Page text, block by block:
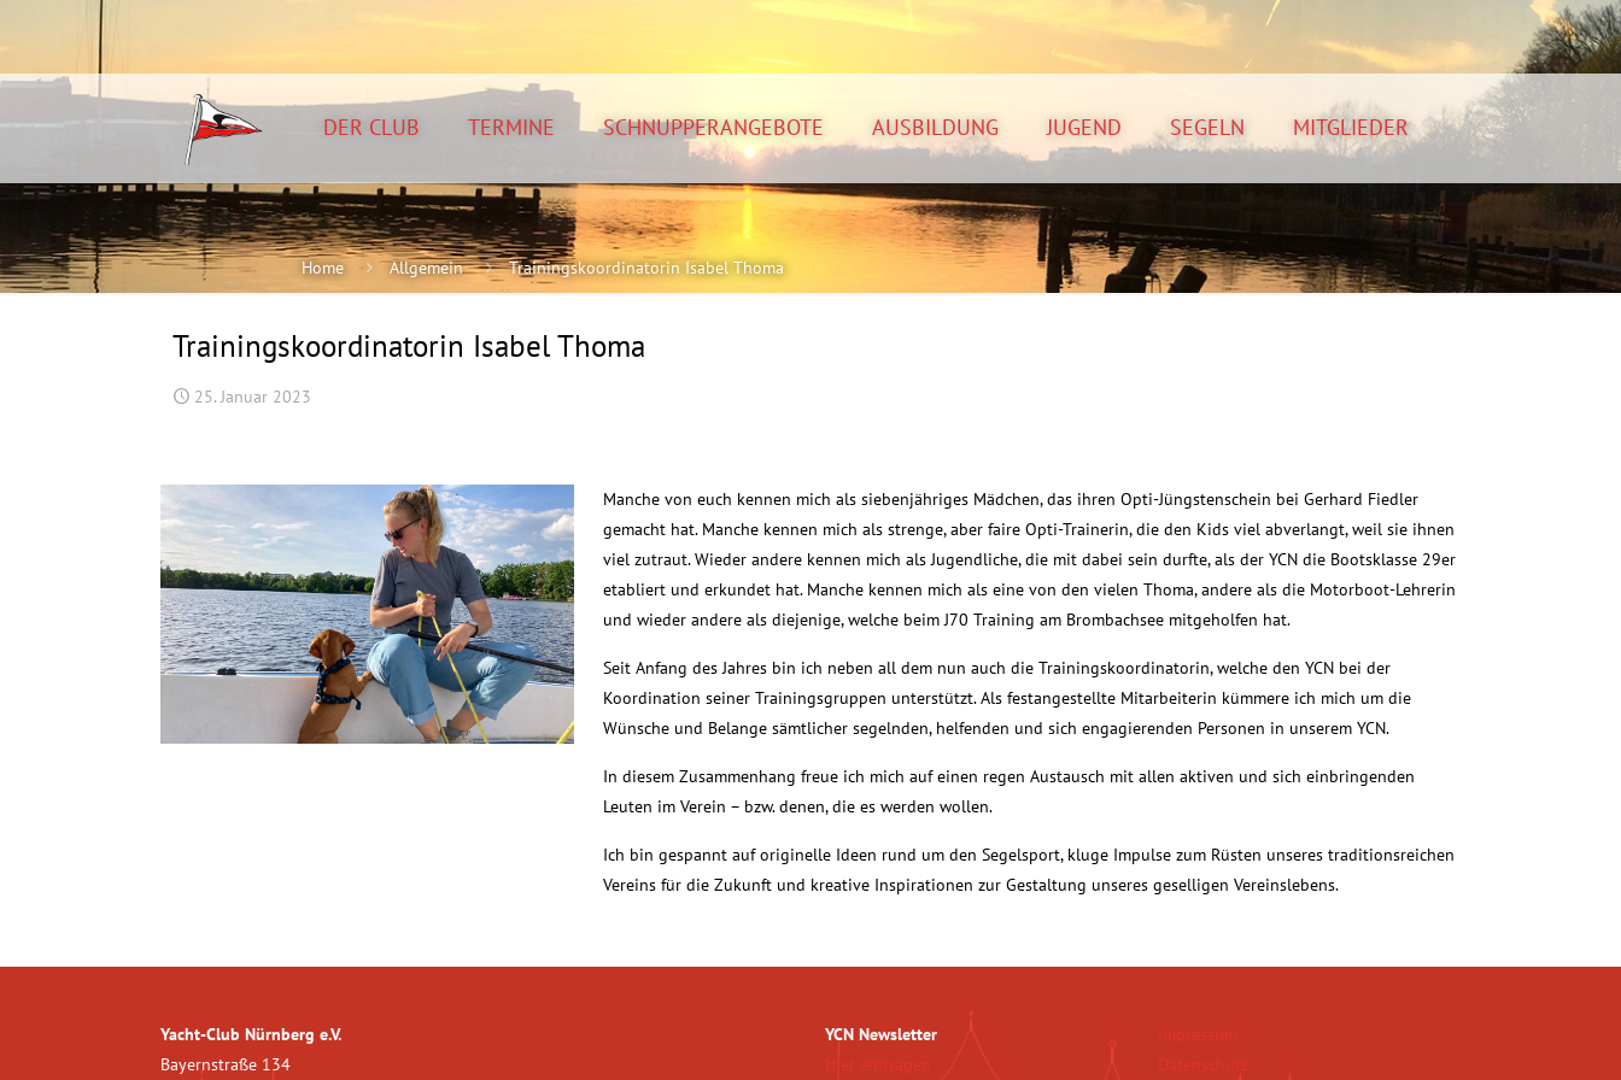
DER CLUB TERMINE SCHNUPPERANGEBOTE AUSBILDUNG JUGEND SEGELN MITGLIEDER
Home Allgemein Trainingskoordinatorin Isabel Thoma
Trainingskoordinatorin Isabel Thoma
25. Januar 2023
Manche von euch kennen mich als siebenjähriges Mädchen, das ihren Opti-Jüngstenschein bei Gerhard Fiedler
gemacht hat. Manche kennen mich als strenge, aber faire Opti-Trainerin, die den Kids viel abverlangt, weil sie ihnen
viel zutraut. Wieder andere kennen mich als Jugendliche, die mit dabei sein durfte, als der YCN die Bootsklasse 29er
etabliert und erkundet hat. Manche kennen mich als eine von den vielen Thoma, andere als die Motorboot-Lehrerin
und wieder andere als diejenige, welche beim J70 Training am Brombachsee mitgeholfen hat.
Seit Anfang des Jahres bin ich neben all dem nun auch die Trainingskoordinatorin, welche den YCN bei der
Koordination seiner Trainingsgruppen unterstützt. Als festangestellte Mitarbeiterin kümmere ich mich um die
Wünsche und Belange sämtlicher segelnden, helfenden und sich engagierenden Personen in unserem YCN.
In diesem Zusammenhang freue ich mich auf einen regen Austausch mit allen aktiven und sich einbringenden
Leuten im Verein – bzw. denen, die es werden wollen.
Ich bin gespannt auf originelle Ideen rund um den Segelsport, kluge Impulse zum Rüsten unseres traditionsreichen
Vereins für die Zukunft und kreative Inspirationen zur Gestaltung unseres geselligen Vereinslebens.
Yacht-Club Nürnberg e.V.
Bayernstraße 134
YCN Newsletter
Hier eintragen
Impressum
Datenschutz